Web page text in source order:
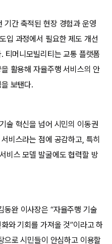
기간 축적된 현장 경험과 운영
입 과정에서 필요한 제도 개선
티머니모빌리티는 교통 플랫폼
활용해 자율주행 서비스의 안
보탠다.
술 혁신을 넘어 시민의 이동권
비스라는 점에 공감하고, 특히
비스 모델 발굴에도 협력할 방
동완 이사장은 “자율주행 기술
와 기회를 가져올 것”이라고 하
으로 시민들이 안심하고 이용할